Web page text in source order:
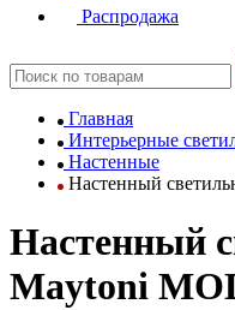
Распродажа
Главная
Интерьерные
Настенные
Настенный
Настенный
Maytoni